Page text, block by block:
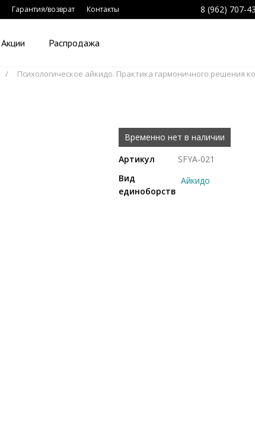
Гарантия/возврат Контакты 8 (962) 707-
Акции Распродажа
Психологическое айкидо. Практика гармоничного решения
Временно нет в наличии
Артикул
SFYA-021
Вид
единоборств
Айкидо